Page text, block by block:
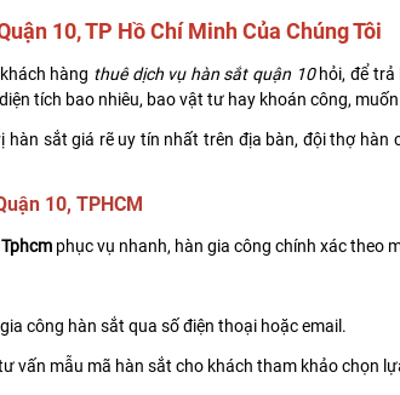
10, TP Hồ Chí Minh Của Chúng Tôi
hàng thuê dịch vụ hàn sắt quận 10 hỏi, để
tích bao nhiêu, bao vật tư hay khoán công,
hàn sắt giá rẽ uy tín nhất trên địa bàn, đội thợ
10, TPHCM
phục vụ nhanh, hàn gia công chính xác theo
công hàn sắt qua số điện thoại hoặc email.
vấn mẫu mã hàn sắt cho khách tham khảo chọn